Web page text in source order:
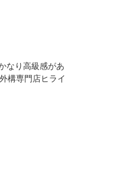
なり高級感があ
構専門店ヒライ